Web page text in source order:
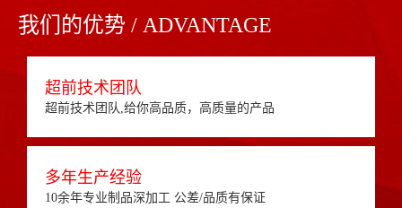
我们的优势 / ADVANTAGE
超前技术团队
超前技术团队,给你高品质，高质量的产品
多年生产经验
10余年专业制品深加工 公差/品质有保证